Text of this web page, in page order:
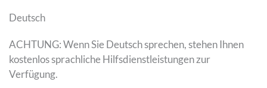
Deutsch
ACHTUNG: Wenn Sie Deutsch sprechen, stehen Ihnen
kostenlos sprachliche Hilfsdienstleistungen zur
Verfügung.